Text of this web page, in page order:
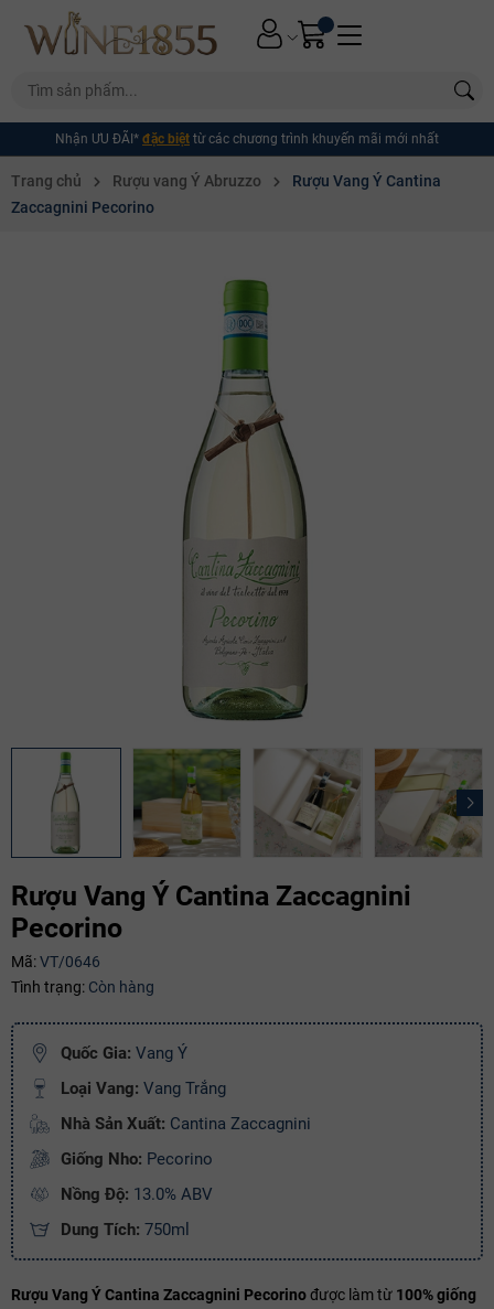
Nhận ƯU ĐÃI* đặc biệt từ các chương trình khuyến mãi mới nhất
Trang chủ Rượu vang Ý Abruzzo
Rượu Vang Ý Cantina
Zaccagnini Pecorino
Rượu Vang Ý Cantina Zaccagnini
Pecorino
Mã:VT/0646
Tình trạng: Còn hàng
Quốc Gia: Vang Ý
Loại Vang: Vang Trắng
Nhà Sản Xuất: Cantina Zaccagnini
Giống Nho: Pecorino
Nồng Độ: 13.0% ABV
Dung Tích: 750ml
Rượu Vang Ý Cantina Zaccagnini Pecorinođược làm từ 100% giống
Mã giảm giá:
Điều kiện:
Copy mã và nhập mã ở trang THANH TOÁN